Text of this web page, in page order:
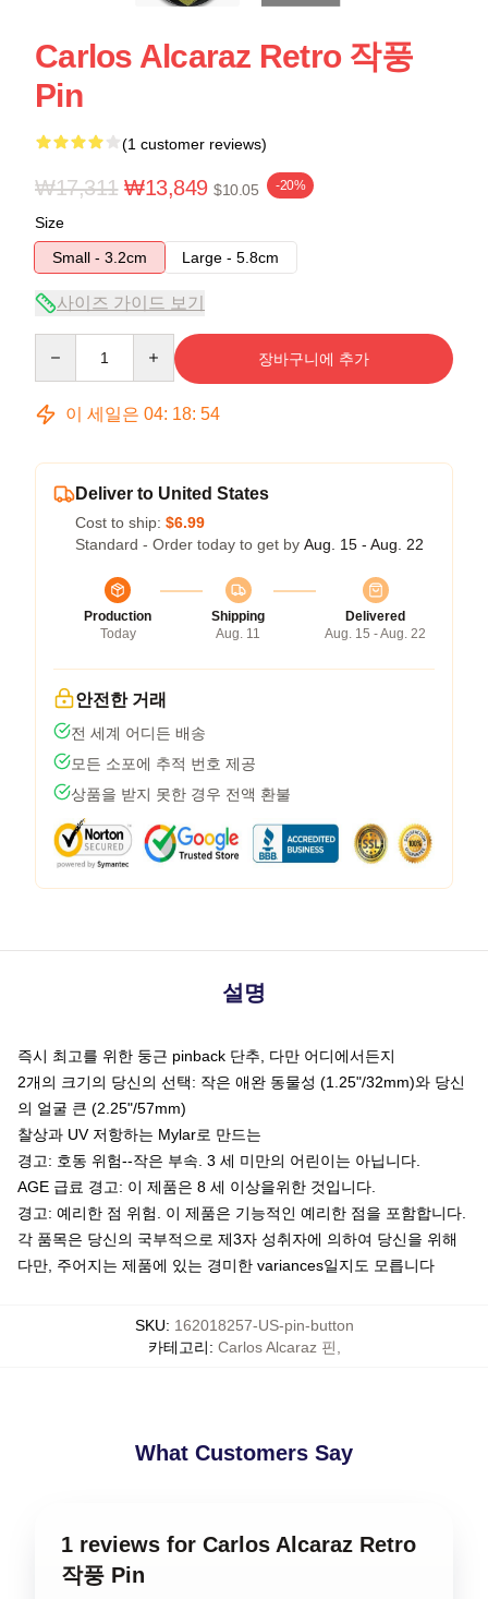
Carlos Alcaraz Retro 작풍
Pin
(1 customer reviews)
₩17,311 ₩13,849 $10.05 -20%
Size
Small - 3.2cm
Large - 5.8cm
사이즈 가이드 보기
장바구니에 추가
이 세일은 04: 18: 54
Deliver to United States
Cost to ship: $6.99
Standard - Order today to get by Aug. 15 - Aug. 22
Production
Today
Shipping
Aug. 11
Delivered
Aug. 15 - Aug. 22
안전한 거래
전 세계 어디든 배송
모든 소포에 추적 번호 제공
상품을 받지 못한 경우 전액 환불
설명
즉시 최고를 위한 둥근 pinback 단추, 다만 어디에서든지
2개의 크기의 당신의 선택: 작은 애완 동물성 (1.25"/32mm)와 당신
의 얼굴 큰 (2.25"/57mm)
찰상과 UV 저항하는 Mylar로 만드는
경고: 호동 위험--작은 부속. 3 세 미만의 어린이는 아닙니다.
AGE 급료 경고: 이 제품은 8 세 이상을위한 것입니다.
경고: 예리한 점 위험. 이 제품은 기능적인 예리한 점을 포함합니다.
각 품목은 당신의 국부적으로 제3자 성취자에 의하여 당신을 위해
다만, 주어지는 제품에 있는 경미한 variances일지도 모릅니다
SKU: 162018257-US-pin-button
카테고리: Carlos Alcaraz 핀
What Customers Say
1 reviews for Carlos Alcaraz Retro
작풍 Pin